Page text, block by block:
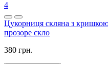
4
Цукорниця скляна з
прозоре скло
380 грн.